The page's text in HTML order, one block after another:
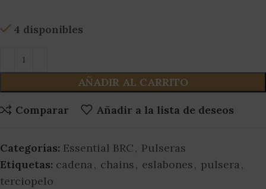
4 disponibles
AÑADIR AL CARRITO
Comparar Añadir a la lista de deseos
Categorías: Essential BRC, Pulseras
Etiquetas: cadena, chains, eslabones, pulsera,
terciopelo